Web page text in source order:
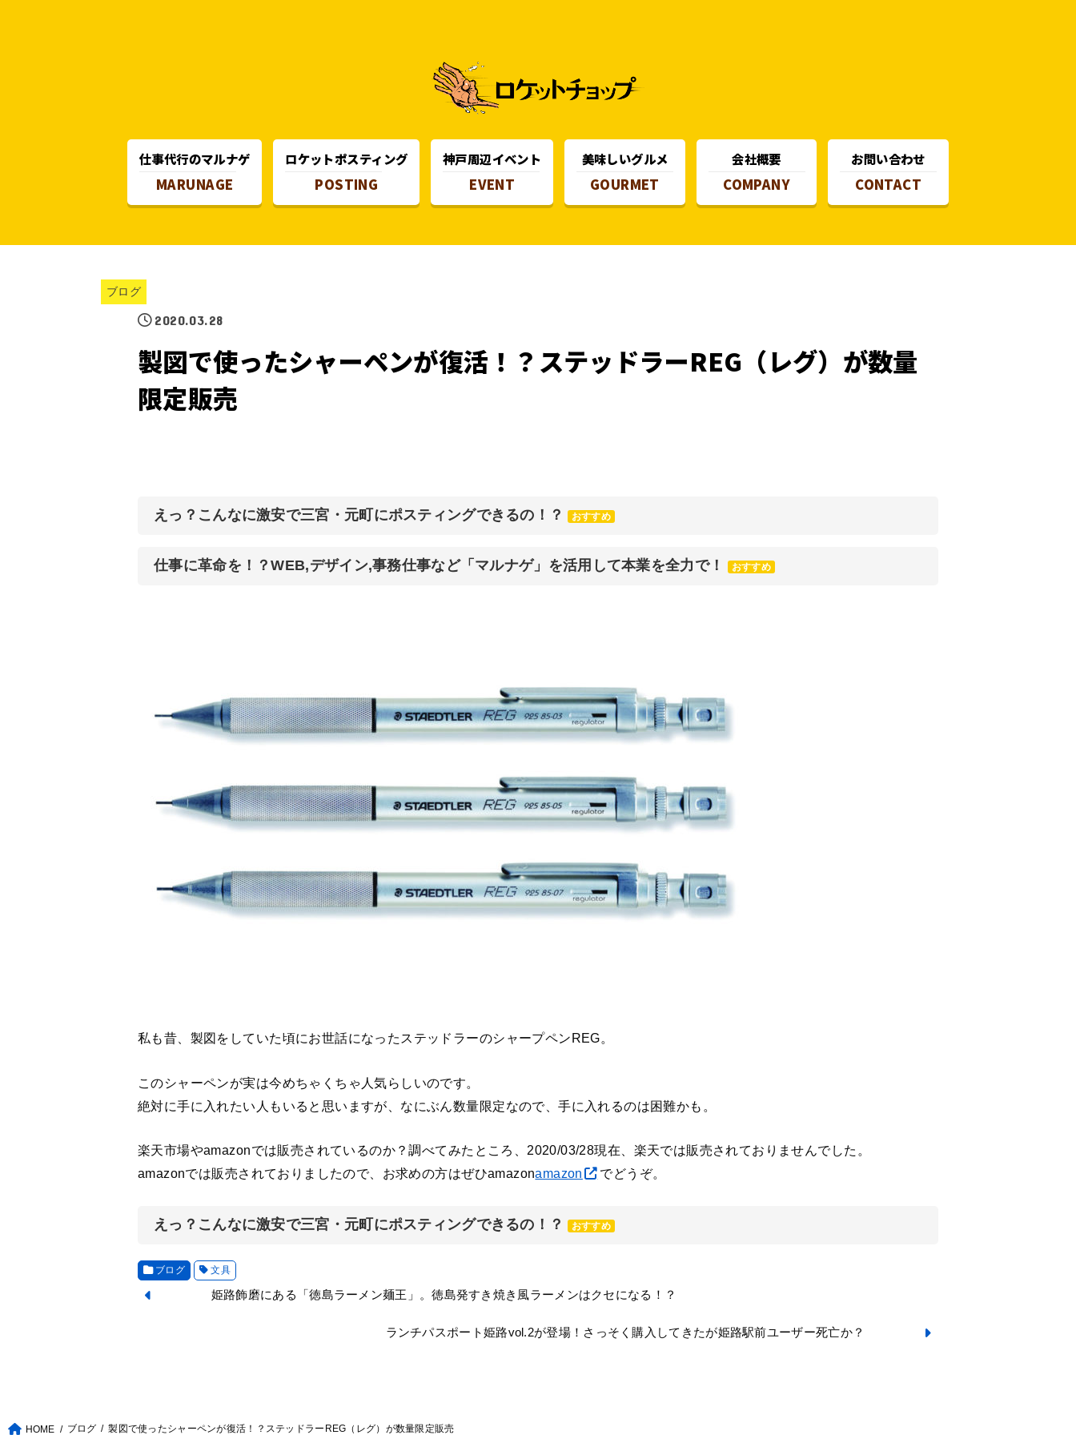
仕事代行のマルナゲ
MARUNAGE
ロケットポスティング
POSTING
神戸周辺イベント
EVENT
美味しいグルメ
GOURMET
会社概要
COMPANY
お問い合わせ
CONTACT
ブログ
2020.03.28
製図で使ったシャーペンが復活！？ステッドラーREG（レグ）が数量
限定販売
えっ？こんなに激安で三宮・元町にポスティングできるの！？ おすすめ
仕事に革命を！？WEB,デザイン,事務仕事など「マルナゲ」を活用して本業を全力で！ おすすめ
私も昔、製図をしていた頃にお世話になったステッドラーのシャープペンREG。
このシャーペンが実は今めちゃくちゃ人気らしいのです。
絶対に手に入れたい人もいると思いますが、なにぶん数量限定なので、手に入れるのは困難かも。
楽天市場やamazonでは販売されているのか？調べてみたところ、2020/03/28現在、楽天では販売されておりませんでした。
amazonでは販売されておりましたので、お求めの方はぜひamazonamazon でどうぞ。
えっ？こんなに激安で三宮・元町にポスティングできるの！？ おすすめ
ブログ 文具
姫路飾磨にある「徳島ラーメン麺王」。徳島発すき焼き風ラーメンはクセになる！？
ランチパスポート姫路vol.2が登場！さっそく購入してきたが姫路駅前ユーザー死亡か？
HOME ブログ 製図で使ったシャーペンが復活！？ステッドラーREG（レグ）が数量限定販売